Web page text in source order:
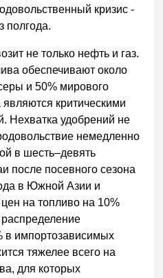
кризис -
полгода.
не только нефть и газ.
обеспечивают около
и 50% мирового
критическими
Нехватка удобрений не
немедленно
в шесть–девять
после посевного сезона
в Южной Азии и
на топливо на 10%
в импортозависимых
тяжелее всего на
для которых